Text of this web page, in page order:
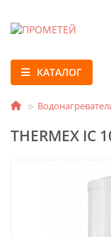
КАТАЛОГ
THERMEX IC